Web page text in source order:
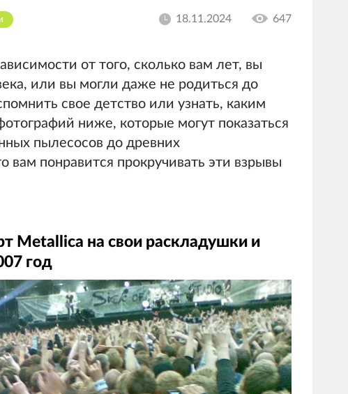
18.11.2024 647
от того, сколько вам лет, вы
или вы могли даже не родиться до
свое детство или узнать, каким
ниже, которые могут показаться
пылесосов до древних
понравится прокручивать эти взрывы
Metallica на свои раскладушки и
год